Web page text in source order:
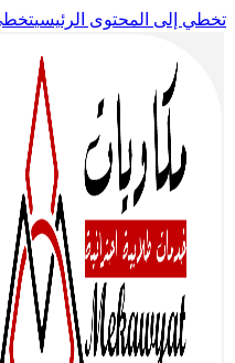
تخطي إلى المحتوى الرئيسي